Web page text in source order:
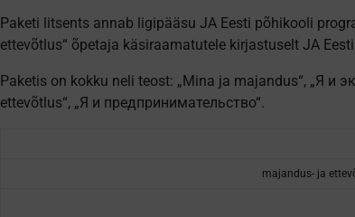
Paketi litsents annab ligipääsu JA Eesti põhikooli
ettevõtlus“ õpetaja käsiraamatutele kirjastuselt JA
Paketis on kokku neli teost: „Mina ja majandus“, „Я и
ettevõtlus“, „Я и предпринимательство“.
majandus- ja